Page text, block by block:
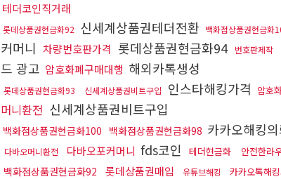
테더코인직거래
롯데상품권현금화92 신세계상품권테더전환 백화점상품권현금화
커머니 차량번호판가격 롯데상품권현금화94 번호판제작
드 광고 암호화폐구매대행 해외카톡생성
롯데상품권현금화93 신세계상품권비트구입 인스타해킹가격 암호
머니환전 신세계상품권비트구입
백화점상품권현금화100 백화점상품권현금화98 카카오해킹의
다바오머니환전 다바오포커머니 fds코인 테더현금화 안전한라
백화점상품권현금화92 롯데상품권매입 유튜브해킹 카카오톡해